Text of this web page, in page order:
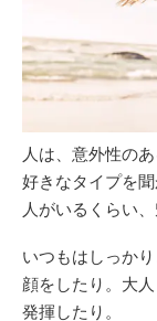
人は、意外性の
好きなタイプを
人がいるくらい
いつもはしっか
顔をしたり。大
発揮したり。